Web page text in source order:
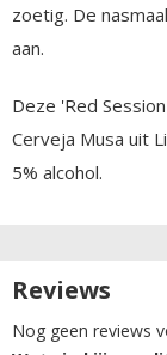
zoetig. De
aan.
Deze 'Red
Cerveja Musa uit
5% alcohol.
Reviews
Nog geen reviews